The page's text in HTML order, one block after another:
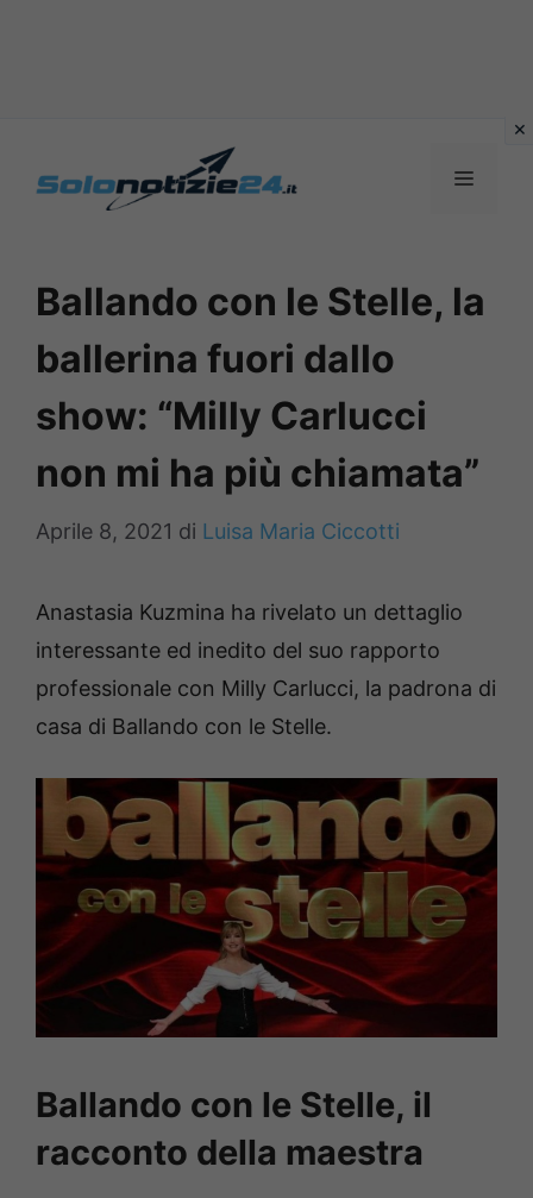
MENU
Ballando con le Stelle, la
ballerina fuori dallo
show: “Milly Carlucci
non mi ha più chiamata”
Aprile 8, 2021 di Luisa Maria Ciccotti
Anastasia Kuzmina ha rivelato un dettaglio
interessante ed inedito del suo rapporto
professionale con Milly Carlucci, la padrona di
casa di Ballando con le Stelle.
Ballando con le Stelle, il
racconto della maestra